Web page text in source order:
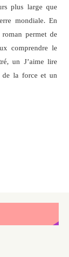
plus large que
mondiale. En
permet de
comprendre le
un J’aime lire
de la force et un